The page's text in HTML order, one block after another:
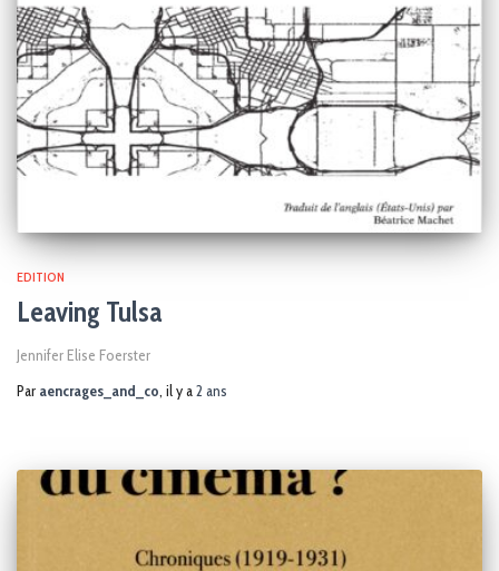
EDITION
Leaving Tulsa
Jennifer Elise Foerster
Par aencrages_and_co, il y a2 ans